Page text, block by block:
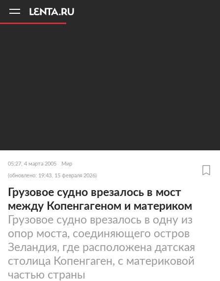
05:27, 4 марта 2005 Мир
(обновлено: 19:43, 15 февраля 2026)
Грузовое судно врезалось в мост
между Копенгагеном и материком
Грузовое судно врезалось в одну из
опор моста, соединяющего остров
Зеландия, где расположена датская
столица Копенгаген, с материковой
частью страны